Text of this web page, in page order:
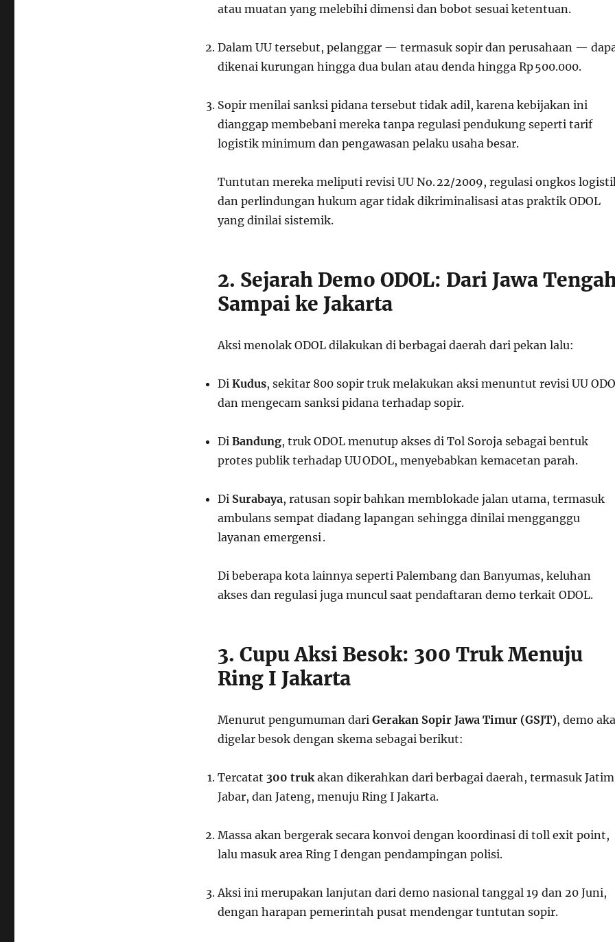
atau muatan yang melebihi dimensi dan bobot sesuai ketentuan.
Dalam UU tersebut, pelanggar — termasuk sopir dan perusahaan —
dikenai kurungan hingga dua bulan atau denda hingga Rp 500.000.
Sopir menilai sanksi pidana tersebut tidak adil, karena kebijakan ini
dianggap membebani mereka tanpa regulasi pendukung seperti tarif
logistik minimum dan pengawasan pelaku usaha besar.
Tuntutan mereka meliputi revisi UU No. 22/2009, regulasi ongkos
dan perlindungan hukum agar tidak dikriminalisasi atas praktik ODOL
yang dinilai sistemik.
2. Sejarah Demo ODOL: Dari Jawa
Sampai ke Jakarta
Aksi menolak ODOL dilakukan di berbagai daerah dari pekan lalu:
Di Kudus, sekitar 800 sopir truk melakukan aksi menuntut revisi UU
dan mengecam sanksi pidana terhadap sopir.
Di Bandung, truk ODOL menutup akses di Tol Soroja sebagai bentuk
protes publik terhadap UU ODOL, menyebabkan kemacetan parah.
Di Surabaya, ratusan sopir bahkan memblokade jalan utama, termasuk
ambulans sempat diadang lapangan sehingga dinilai mengganggu
layanan emergensi .
Di beberapa kota lainnya seperti Palembang dan Banyumas, keluhan
akses dan regulasi juga muncul saat pendaftaran demo terkait ODOL.
3. Cupu Aksi Besok: 300 Truk Menuju
Ring I Jakarta
Menurut pengumuman dari Gerakan Sopir Jawa Timur (GSJT), demo
digelar besok dengan skema sebagai berikut:
Tercatat 300 trukakan dikerahkan dari berbagai daerah, termasuk
Jabar, dan Jateng, menuju Ring I Jakarta.
Massa akan bergerak secara konvoi dengan koordinasi di toll exit point,
lalu masuk area Ring I dengan pendampingan polisi.
Aksi ini merupakan lanjutan dari demo nasional tanggal 19 dan 20 Juni,
dengan harapan pemerintah pusat mendengar tuntutan sopir.